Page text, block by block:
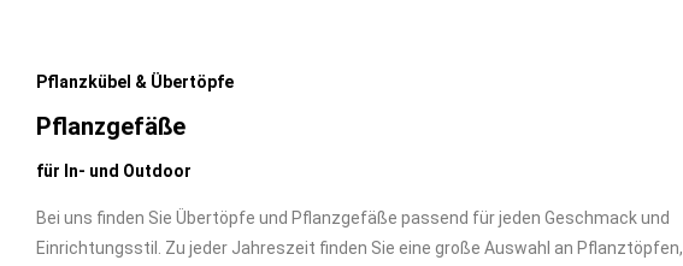
Pflanzkübel & Übertöpfe
Pflanzgefäße
für In- und Outdoor
Bei uns finden Sie Übertöpfe und Pflanzgefäße passend für jeden Geschmack und
Einrichtungsstil. Zu jeder Jahreszeit finden Sie eine große Auswahl an Pflanztöpfen,